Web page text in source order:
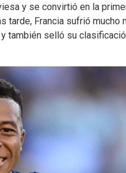
y se convirtió en la
tarde, Francia sufrió
y también selló su